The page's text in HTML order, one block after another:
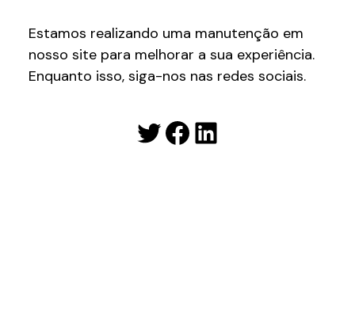
Estamos realizando uma manutenção em
nosso site para melhorar a sua experiência.
Enquanto isso, siga-nos nas redes sociais.
Twitter
Facebook
LinkedIn